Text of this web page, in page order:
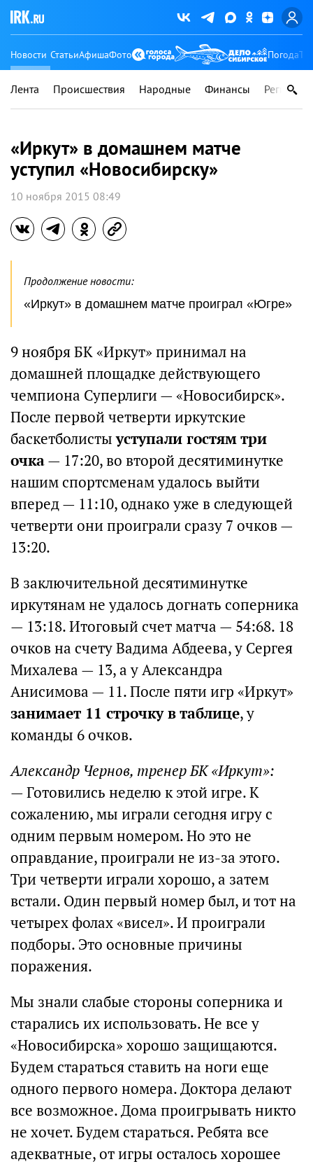
Новости СтатьиАфишаФото Погода
Лента Происшествия Народные Финансы Регионы
«Иркут» в домашнем матче
уступил «Новосибирску»
10 ноября 2015 08:49
Продолжение новости:
«Иркут» в домашнем матче проиграл «Югре»
9 ноября БК «Иркут» принимал на
домашней площадке действующего
чемпиона Суперлиги — «Новосибирск».
После первой четверти иркутские
баскетболистыуступали гостям три
очка— 17:20, во второй десятиминутке
нашим спортсменам удалось выйти
вперед — 11:10, однако уже в следующей
четверти они проиграли сразу 7 очков —
13:20.
В заключительной десятиминутке
иркутянам не удалось догнать соперника
— 13:18. Итоговый счет матча — 54:68. 18
очков на счету Вадима Абдеева, у Сергея
Михалева — 13, а у Александра
Анисимова — 11. После пяти игр «Иркут»
занимает 11 строчку в таблице, у
команды 6 очков.
Александр Чернов, тренер БК «Иркут»:
— Готовились неделю к этой игре. К
сожалению, мы играли сегодня игру с
одним первым номером. Но это не
оправдание, проиграли не из-за этого.
Три четверти играли хорошо, а затем
встали. Один первый номер был, и тот на
четырех фолах «висел». И проиграли
подборы. Это основные причины
поражения.
Мы знали слабые стороны соперника и
старались их использовать. Не все у
«Новосибирска» хорошо защищаются.
Будем стараться ставить на ноги еще
одного первого номера. Доктора делают
все возможное. Дома проигрывать никто
не хочет. Будем стараться. Ребята все
адекватные, от игры осталось хорошее